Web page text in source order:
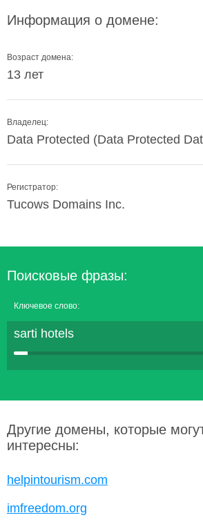
Информация о домене:
Возраст домена:
13 лет
Владелец:
Data Protected (Data Protected
Регистратор:
Tucows Domains Inc.
Поисковые фразы:
Ключевое слово:
sarti hotels
Другие домены, которые
интересны:
helpintourism.com
imfreedom.org